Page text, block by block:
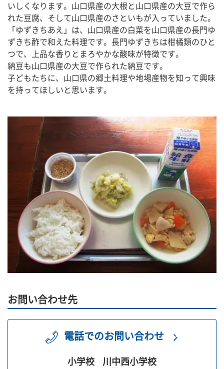
いしくなります。山口県産の大根と山口県産の大豆で作ら
れた豆腐、そして山口県産のさといもが入っていました。
「ゆずきちあえ」は、山口県産の白菜を山口県産の長門ゆ
ずきち酢で和えた料理です。長門ゆずきちは柑橘類のひと
つで、上品な香りとまろやかな酸味が特徴です。
納豆も山口県産の大豆で作られた納豆です。
子どもたちに、山口県の郷土料理や地場産物を知って興味
を持ってほしいと思います。
お問い合わせ先
電話でのお問い合わせ
小学校 川中西小学校